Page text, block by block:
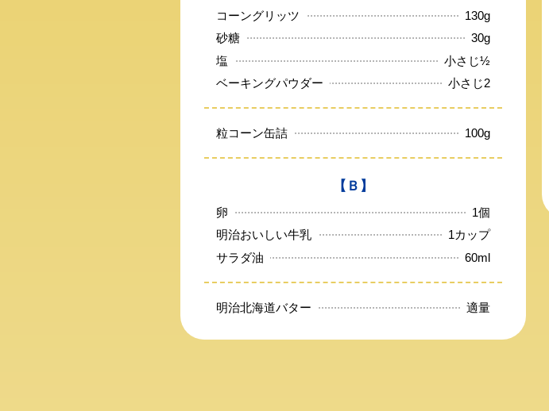
コーングリッツ
130g
砂糖
30g
塩
小さじ½
ベーキングパウダー
小さじ2
粒コーン缶詰 100g
【Ｂ】
卵
1個
明治おいしい牛乳
1カップ
サラダ油
60ml
明治北海道バター 適量